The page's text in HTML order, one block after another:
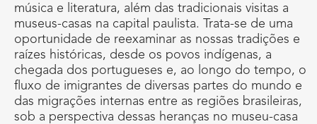
música e literatura, além das tradicionais visitas a
museus-casas na capital paulista. Trata-se de uma
oportunidade de reexaminar as nossas tradições e
raízes históricas, desde os povos indígenas, a
chegada dos portugueses e, ao longo do tempo, o
fluxo de imigrantes de diversas partes do mundo e
das migrações internas entre as regiões brasileiras,
sob a perspectiva dessas heranças no museu-casa